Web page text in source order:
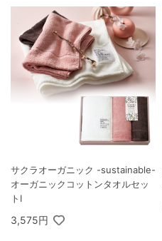
サクラオーガニック -sustainable-
オーガニックコットンタオルセッ
トI
3,575円